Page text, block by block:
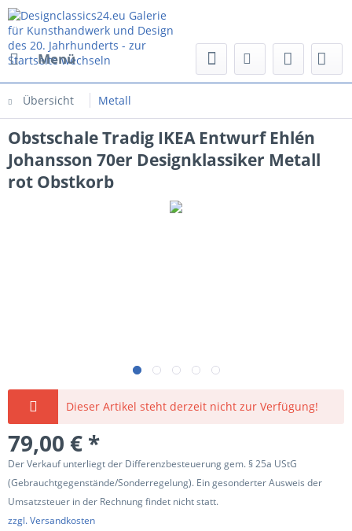
Menü
Übersicht Metall
Obstschale Tradig IKEA Entwurf Ehlén
Johansson 70er Designklassiker Metall
rot Obstkorb
Dieser Artikel steht derzeit nicht zur Verfügung!
79,00 € *
Der Verkauf unterliegt der Differenzbesteuerung gem. § 25a UStG
(Gebrauchtgegenstände/Sonderregelung). Ein gesonderter Ausweis der
Umsatzsteuer in der Rechnung findet nicht statt.
zzgl. Versandkosten